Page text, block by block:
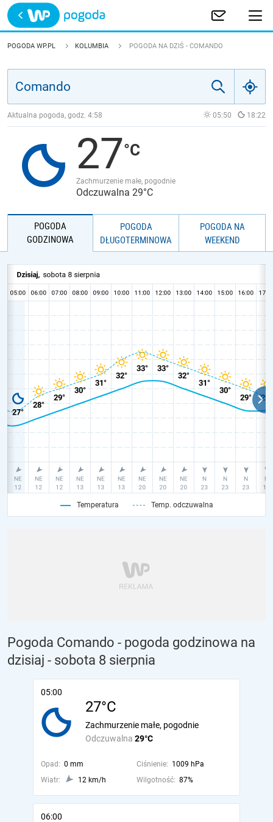
Trwa ładowanie
POLSKA
JAKOŚĆ POWIETRZA
POGODA WP.PL KOLUMBIA POGODA NA DZIŚ - COMANDO
Aktualna pogoda, godz. 4:58 05:50 18:22
27
Zachmurzenie małe, pogodnie
Odczuwalna 29°C
POGODA
GODZINOWA
POGODA
DŁUGOTERMINOWA
POGODA NA
WEEKEND
Temperatura Temp. odczuwalna
Pogoda Comando - pogoda godzinowa na
dzisiaj - sobota 8 sierpnia
05:00
27°C
Odczuwalna 29°C
Zachmurzenie małe, pogodnie
Opad: 0 mm Ciśnienie: 1009 hPa
Wiatr:
12 km/h Wilgotność: 87%
06:00